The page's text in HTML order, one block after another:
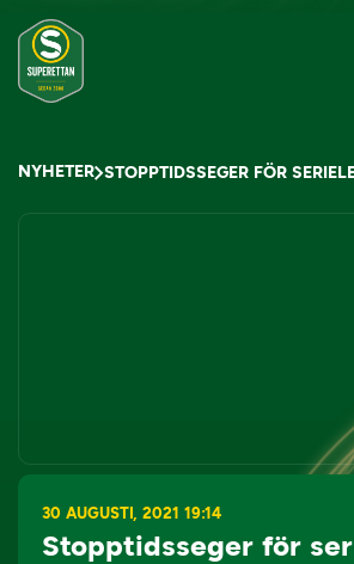
NYHETER STOPPTIDSSEGER FÖR
30 AUGUSTI, 2021 19:14
Stopptidsseger för